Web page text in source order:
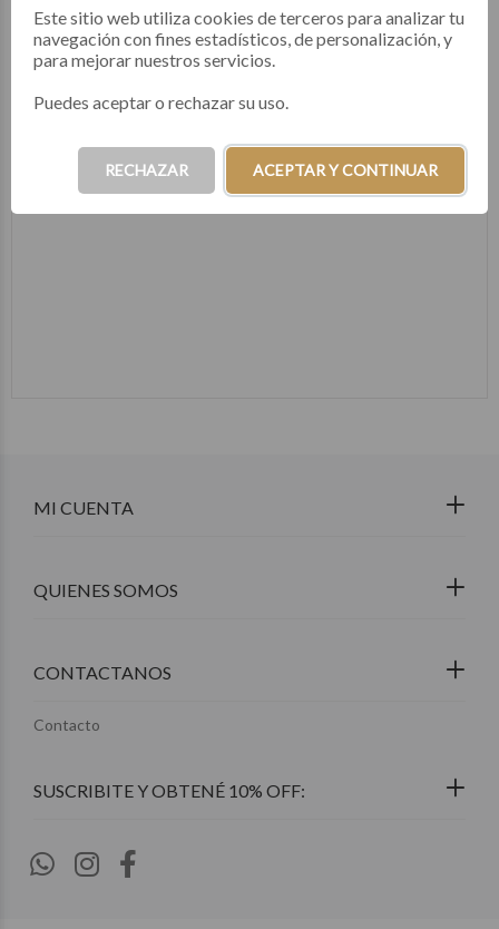
Lunes a Viernes 9:00 a 20:00 Hs. - Sábados 10:30 a 19:30
Hs.
MI CUENTA
QUIENES SOMOS
CONTACTANOS
Contacto
Este sitio web utiliza cookies de terceros para analizar tu
navegación con fines estadísticos, de personalización, y
para mejorar nuestros servicios.
Puedes aceptar o rechazar su uso.
RECHAZAR ACEPTAR Y CONTINUAR